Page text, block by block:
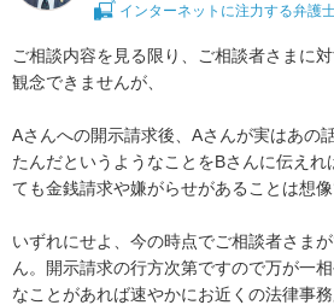
インターネットに注力する弁護
ご相談内容を見る限り、ご相談者さまに
観念できませんが、
Aさんへの開示請求後、Aさんが実はあの
たんだというようなことをBさんに伝えれ
ても金銭請求や嫌がらせがあることは想像
いずれにせよ、今の時点でご相談者さま
ん。開示請求の行方次第ですので万が一
なことがあれば速やかにお近くの法律事務